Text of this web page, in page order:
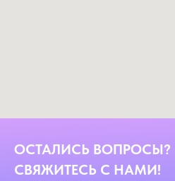
ОСТАЛИСЬ ВОПРОСЫ?
СВЯЖИТЕСЬ С НАМИ!